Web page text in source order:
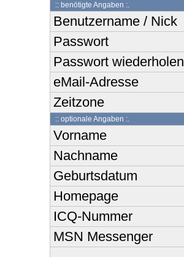
:: benötigte Angaben :.
Benutzername / Nick
Passwort
Passwort wiederholen
eMail-Adresse
Zeitzone
:: optionale Angaben :.
Vorname
Nachname
Geburtsdatum
Homepage
ICQ-Nummer
MSN Messenger